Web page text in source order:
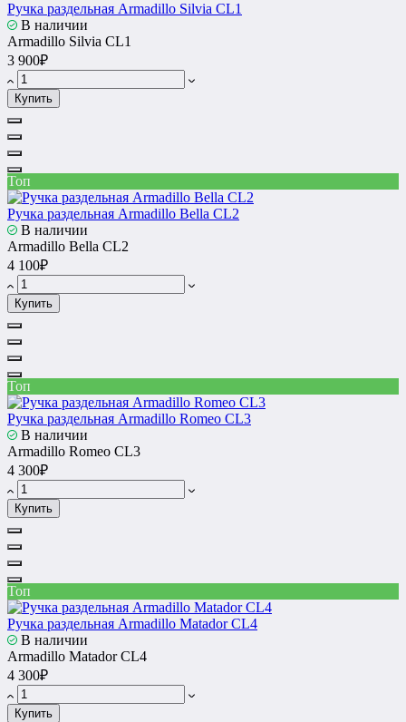
Ручка раздельная Armadillo Silvia CL1
В наличии
Armadillo Silvia CL1
3 900₽
Купить
Топ
Ручка раздельная Armadillo Bella CL2
В наличии
Armadillo Bella CL2
4 100₽
Купить
Топ
Ручка раздельная Armadillo Romeo CL3
В наличии
Armadillo Romeo CL3
4 300₽
Купить
Топ
Ручка раздельная Armadillo Matador CL4
В наличии
Armadillo Matador CL4
4 300₽
Купить